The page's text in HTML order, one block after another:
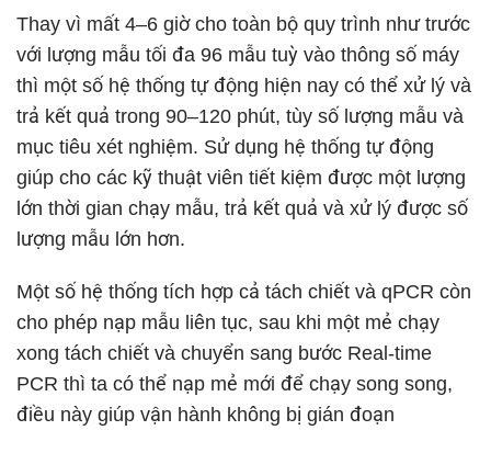
Thay vì mất 4–6 giờ cho toàn bộ quy trình như trước
với lượng mẫu tối đa 96 mẫu tuỳ vào thông số máy
thì một số hệ thống tự động hiện nay có thể xử lý và
trả kết quả trong 90–120 phút, tùy số lượng mẫu và
mục tiêu xét nghiệm. Sử dụng hệ thống tự động
giúp cho các kỹ thuật viên tiết kiệm được một lượng
lớn thời gian chạy mẫu, trả kết quả và xử lý được số
lượng mẫu lớn hơn.
Một số hệ thống tích hợp cả tách chiết và qPCR còn
cho phép nạp mẫu liên tục, sau khi một mẻ chạy
xong tách chiết và chuyển sang bước Real-time
PCR thì ta có thể nạp mẻ mới để chạy song song,
điều này giúp vận hành không bị gián đoạn